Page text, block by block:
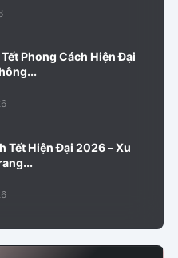
Phong Cách Hiện Đại
Tết Hiện Đại 2026 – Xu